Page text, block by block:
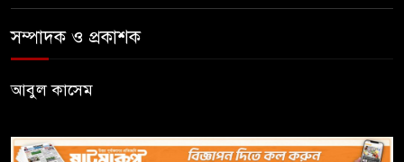
সম্পাদক ও প্রকাশক
আবুল কাসেম